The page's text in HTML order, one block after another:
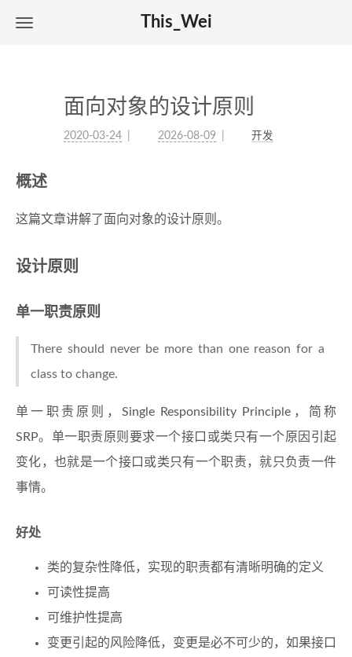
This_Wei
面向对象的设计原则
2020-03-24 2026-08-09 开发
概述
这篇文章讲解了面向对象的设计原则。
设计原则
单一职责原则
There should never be more than one reason for a
class to change.
单一职责原则，Single Responsibility Principle，简称
SRP。单一职责原则要求一个接口或类只有一个原因引起
变化，也就是一个接口或类只有一个职责，就只负责一件
事情。
好处
类的复杂性降低，实现的职责都有清晰明确的定义
可读性提高
可维护性提高
变更引起的风险降低，变更是必不可少的，如果接口